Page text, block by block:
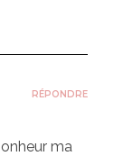
ma
RÉPONDRE